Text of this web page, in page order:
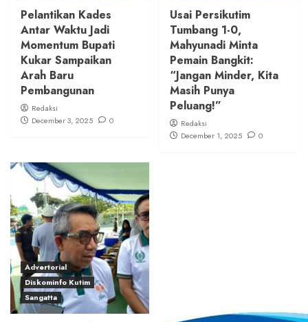
Pelantikan Kades
Antar Waktu Jadi
Momentum Bupati
Kukar Sampaikan
Arah Baru
Pembangunan
Redaksi
December 3, 2025
0
Usai Persikutim
Tumbang 1-0,
Mahyunadi Minta
Pemain Bangkit:
“Jangan Minder, Kita
Masih Punya
Peluang!”
Redaksi
December 1, 2025
0
Advertorial
Diskominfo Kutim
Sangatta